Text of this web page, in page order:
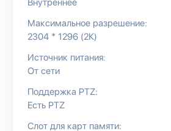
Максимальное разрешение:
2304 * 1296 (2К)
Источник питания:
От сети
Поддержка PTZ:
Есть PTZ
Слот для карт памяти: